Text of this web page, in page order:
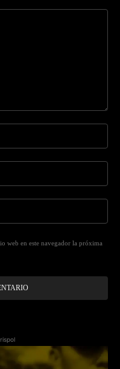
web en este navegador la próxima